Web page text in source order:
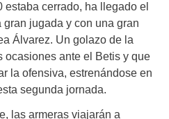
cerrado, ha llegado el
jugada y con una gran
Álvarez. Un golazo de la
ocasiones ante el Betis y que
la ofensiva, estrenándose en
segunda jornada.
las armeras viajarán a